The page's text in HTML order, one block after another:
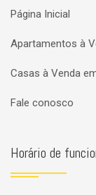
Página Inicial
Apartamentos à
Casas à Venda
Fale conosco
Horário de